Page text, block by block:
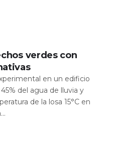
verdes con
en un edificio
del agua de lluvia y
de la losa 15°C en